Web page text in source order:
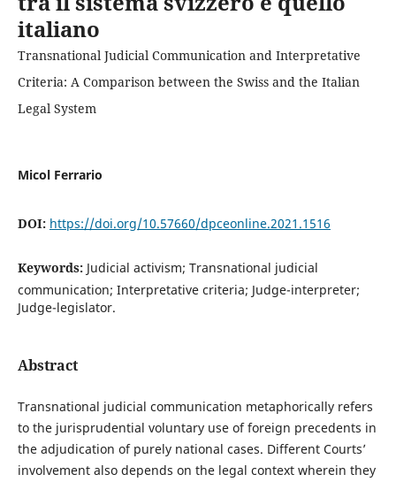
italiano
Transnational Judicial Communication and Interpretative
Criteria: A Comparison between the Swiss and the Italian
Legal System
Micol Ferrario
DOI: https://doi.org/10.57660/dpceonline.2021.1516
Keywords: Judicial activism; Transnational judicial
communication; Interpretative criteria; Judge-interpreter;
Judge-legislator.
Abstract
Transnational judicial communication metaphorically refers
to the jurisprudential voluntary use of foreign precedents in
the adjudication of purely national cases. Different Courts’
involvement also depends on the legal context wherein they